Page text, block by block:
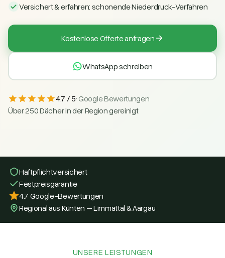
Versichert & erfahren: schonende Niederdruck-Verfahren
Kostenlose Offerte anfragen
WhatsApp schreiben
4.7 / 5· Google Bewertungen
Über 250 Dächer in der Region gereinigt
Haftpflicht­versichert
Festpreisgarantie
4.7 Google-Bewertungen
Regional aus Künten – Limmattal & Aargau
UNSERE LEISTUNGEN